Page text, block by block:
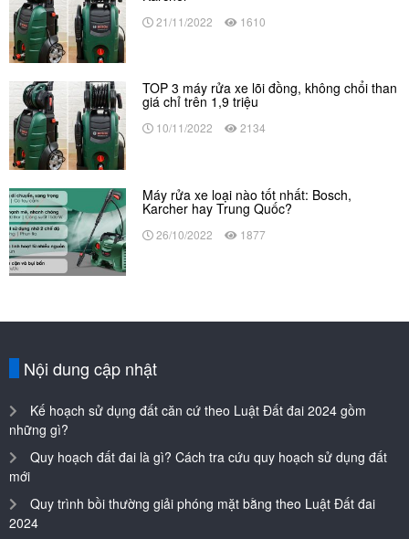
21/11/2022 1610
TOP 3 máy rửa xe lõi đồng, không chổi than
giá chỉ trên 1,9 triệu
10/11/2022 2134
Máy rửa xe loại nào tốt nhất: Bosch,
Karcher hay Trung Quốc?
26/10/2022 1877
Nội dung cập nhật
Kế hoạch sử dụng đất căn cứ theo Luật Đất đai 2024 gồm
những gì?
Quy hoạch đất đai là gì? Cách tra cứu quy hoạch sử dụng đất
mới
Quy trình bồi thường giải phóng mặt bằng theo Luật Đất đai
2024